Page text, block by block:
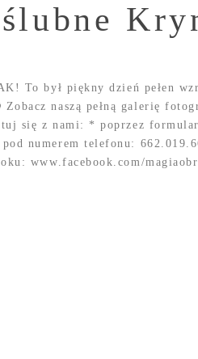
To był piękny dzień pełen
naszą pełną galerię
się z nami: * poprzez
numerem telefonu:
www.facebook.com/